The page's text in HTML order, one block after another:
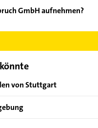
GmbH aufnehmen?
von Stuttgart